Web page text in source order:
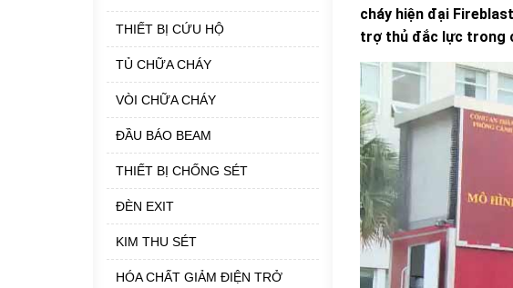
cháy hiện đại
trợ thủ đắc lực trong
THIẾT BỊ CỨU HỘ
TỦ CHỮA CHÁY
VÒI CHỮA CHÁY
ĐẦU BÁO BEAM
THIẾT BỊ CHỐNG SÉT
ĐÈN EXIT
KIM THU SÉT
HÓA CHẤT GIẢM ĐIỆN TRỞ